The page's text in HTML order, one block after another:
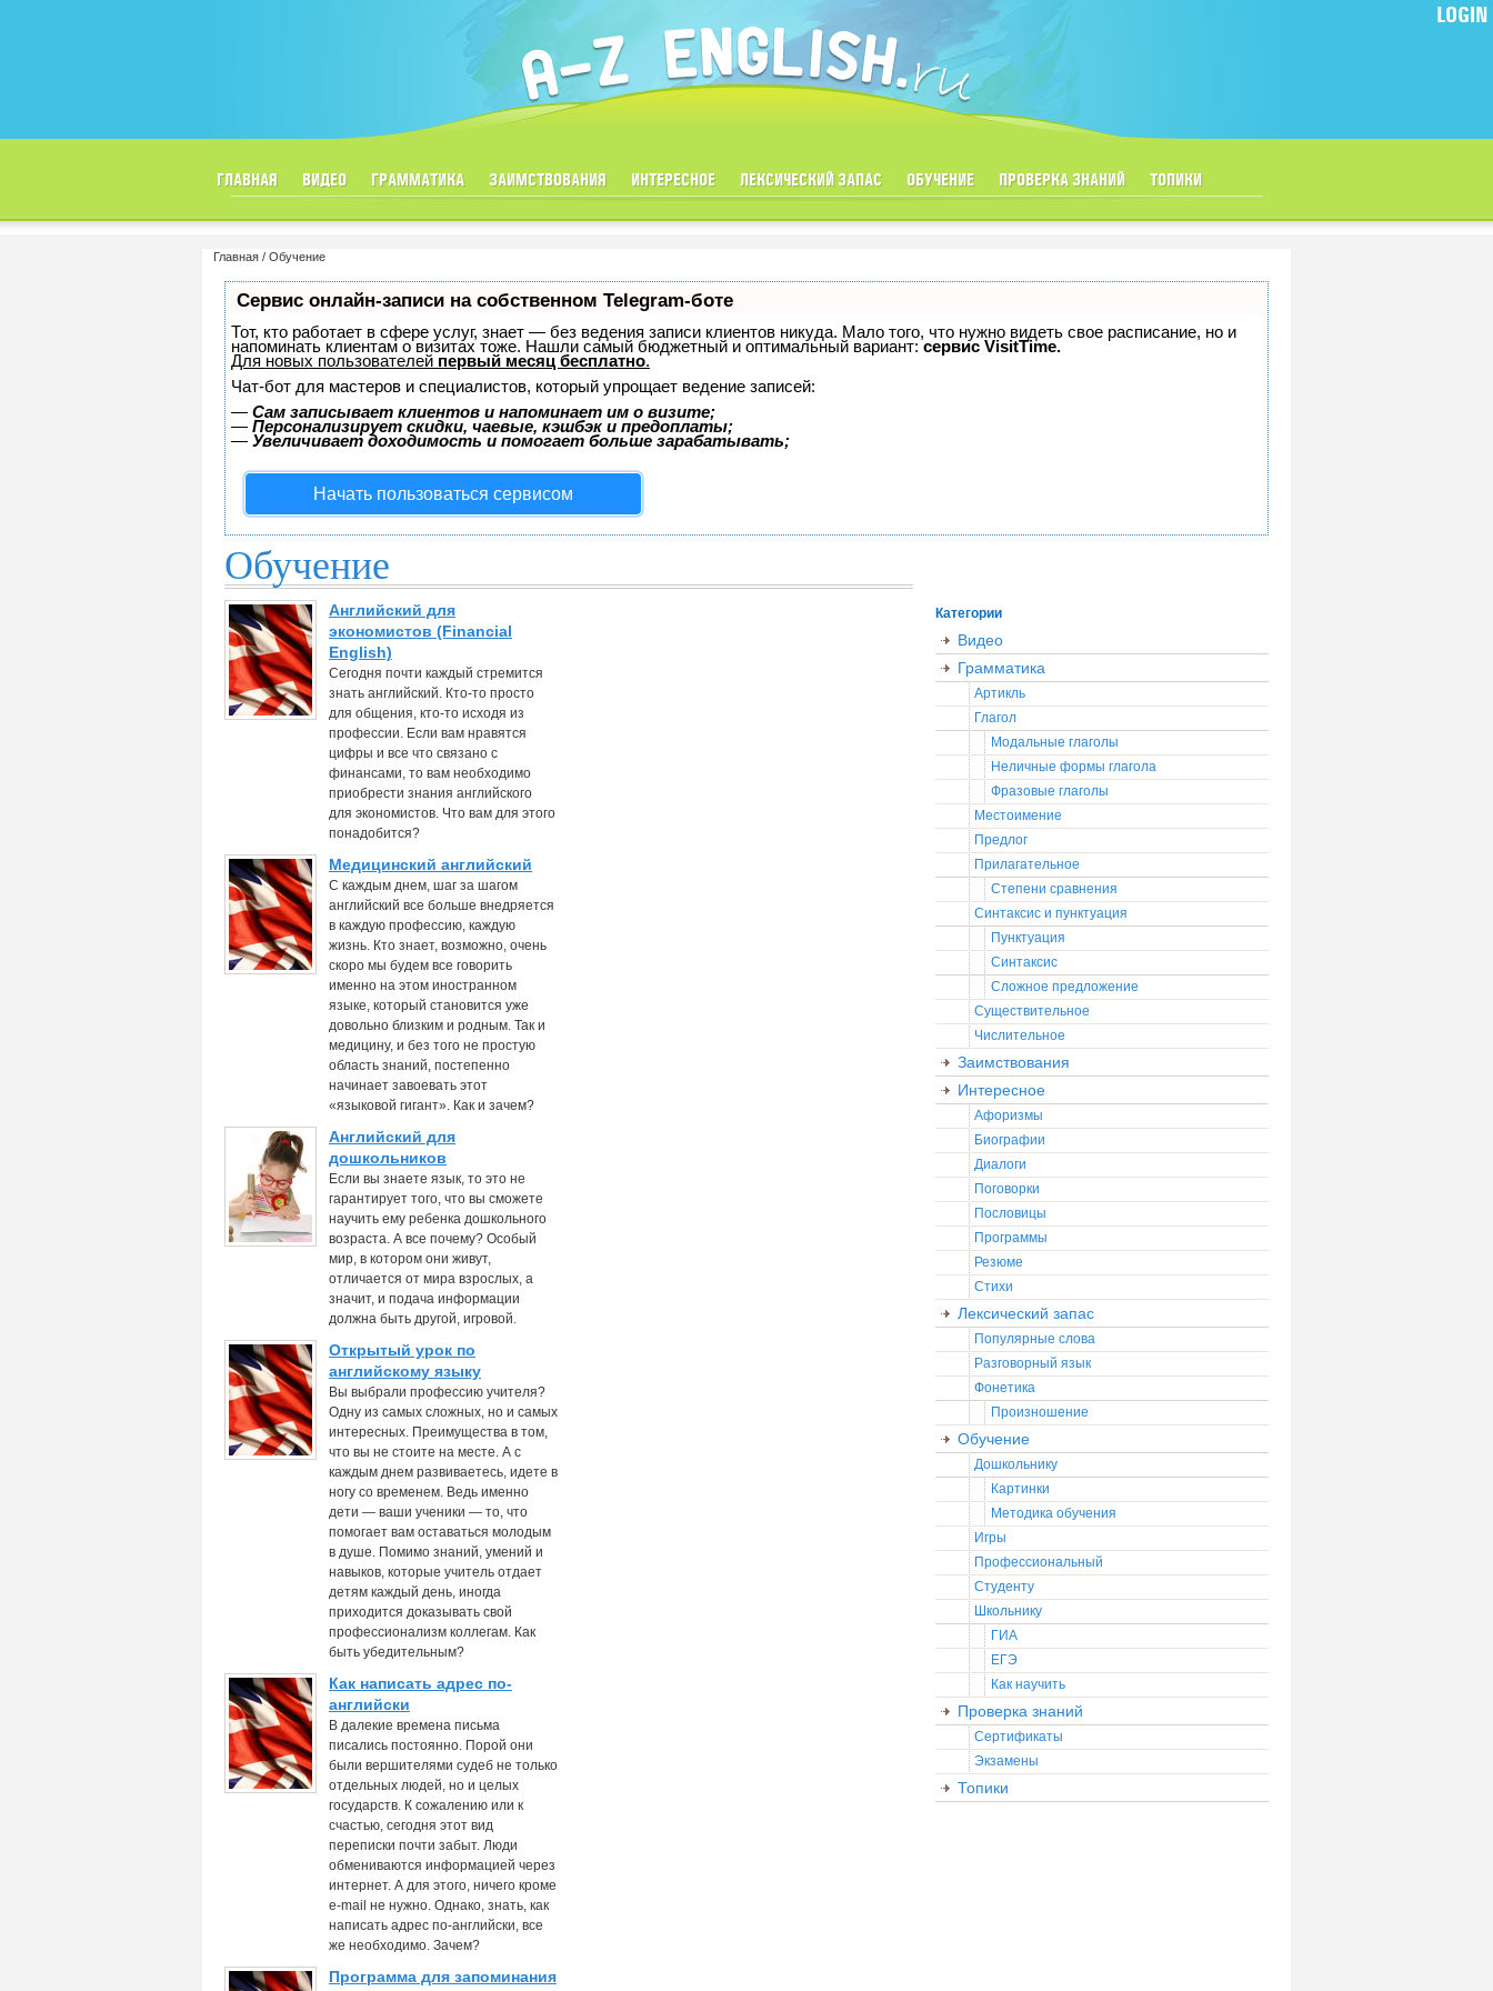
ГЛАВНАЯ ВИДЕО ГРАММАТИКА ЗАИМСТВОВАНИЯ ИНТЕРЕСНОЕ ЛЕКСИЧЕСКИЙ ЗАПАС ОБУЧЕНИЕ ПРОВЕРКА ЗНАНИЙ ТОПИКИ
LOGIN
Главная Обучение
Сервис онлайн-записи на собственном Telegram-боте
Тот, кто работает в сфере услуг, знает — без ведения записи клиентов никуда. Мало того, что нужно видеть свое расписание, но и
напоминать клиентам о визитах тоже. Нашли самый бюджетный и оптимальный вариант:сервис VisitTime.
Для новых пользователей первый месяц бесплатно.
Чат-бот для мастеров и специалистов, который упрощает ведение записей:
— Сам записывает клиентов и напоминает им о визите;
— Персонализирует скидки, чаевые, кэшбэк и предоплаты;
— Увеличивает доходимость и помогает больше зарабатывать;
Начать пользоваться сервисом
Обучение
Английский для
экономистов (Financial
English)
Сегодня почти каждый стремится
знать английский. Кто-то просто
для общения, кто-то исходя из
профессии. Если вам нравятся
цифры и все что связано с
финансами, то вам необходимо
приобрести знания английского
для экономистов. Что вам для этого
понадобится?
Медицинский английский
С каждым днем, шаг за шагом
английский все больше внедряется
в каждую профессию, каждую
жизнь. Кто знает, возможно, очень
скоро мы будем все говорить
именно на этом иностранном
языке, который становится уже
довольно близким и родным. Так и
медицину, и без того не простую
область знаний, постепенно
начинает завоевать этот
«языковой гигант». Как и зачем?
Английский для
дошкольников
Если вы знаете язык, то это не
гарантирует того, что вы сможете
научить ему ребенка дошкольного
возраста. А все почему? Особый
мир, в котором они живут,
отличается от мира взрослых, а
значит, и подача информации
должна быть другой, игровой.
Открытый урок по
английскому языку
Вы выбрали профессию учителя?
Одну из самых сложных, но и самых
интересных. Преимущества в том,
что вы не стоите на месте. А с
каждым днем развиваетесь, идете в
ногу со временем. Ведь именно
дети — ваши ученики — то, что
помогает вам оставаться молодым
в душе. Помимо знаний, умений и
навыков, которые учитель отдает
детям каждый день, иногда
приходится доказывать свой
профессионализм коллегам. Как
быть убедительным?
Как написать адрес по-
английски
В далекие времена письма
писались постоянно. Порой они
были вершителями судеб не только
отдельных людей, но и целых
государств. К сожалению или к
счастью, сегодня этот вид
переписки почти забыт. Люди
обмениваются информацией через
интернет. А для этого, ничего кроме
e-mail не нужно. Однако, знать, как
написать адрес по-английски, все
же необходимо. Зачем?
Программа для запоминания
Категории
Видео
Грамматика
Артикль
Глагол
Модальные глаголы
Неличные формы глагола
Фразовые глаголы
Местоимение
Предлог
Прилагательное
Степени сравнения
Синтаксис и пунктуация
Пунктуация
Синтаксис
Сложное предложение
Существительное
Числительное
Заимствования
Интересное
Афоризмы
Биографии
Диалоги
Поговорки
Пословицы
Программы
Резюме
Стихи
Лексический запас
Популярные слова
Разговорный язык
Фонетика
Произношение
Обучение
Дошкольнику
Картинки
Методика обучения
Игры
Профессиональный
Студенту
Школьнику
ГИА
ЕГЭ
Как научить
Проверка знаний
Сертификаты
Экзамены
Топики